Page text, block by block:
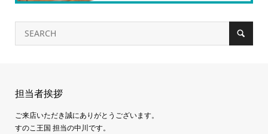
担当者挨拶
ご来店いただき誠にありがとうございます。
すのこ王国 担当の中川です。